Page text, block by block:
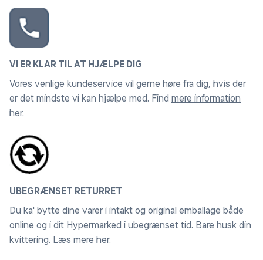
VI ER KLAR TIL AT HJÆLPE DIG
Vores venlige kundeservice vil gerne høre fra dig, hvis der
er det mindste vi kan hjælpe med. Find mere information
her.
UBEGRÆNSET RETURRET
Du ka' bytte dine varer i intakt og original emballage både
online og i dit Hypermarked i ubegrænset tid. Bare husk din
kvittering. Læs mere her.